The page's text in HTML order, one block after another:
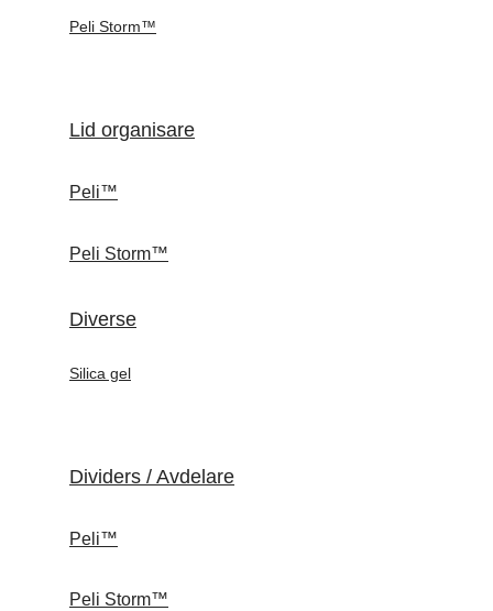
Peli Storm™
Lid organisare
Peli™
Peli Storm™
Diverse
Silica gel
Dividers / Avdelare
Peli™
Peli Storm™